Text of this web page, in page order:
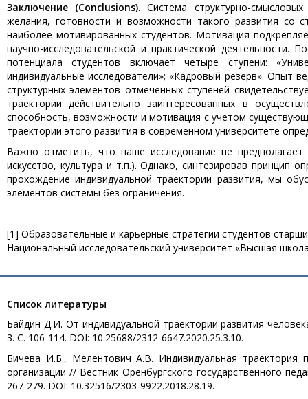
Заключение (Conclusions). Система структурно-
желания, готовности и возможности такого развития со
наиболее мотивированных студентов. Мотивация
научно-исследовательской и практической деятельности.
потенциала студентов включает четыре ступени:
индивидуальные исследователи»; «Кадровый резерв». Опыт
структурных элементов отмеченных ступеней
траектории действительно заинтересованных в
способность, возможности и мотивация с учетом
траектории этого развития в современном университете
Важно отметить, что наше исследование не предполагает
искусство, культура и т.п.). Однако, синтезировав принцип
прохождение индивидуальной траектории развития, мы
элементов системы без ограничения.
[1] Образовательные и карьерные стратегии студентов
Национальный исследовательский университет «Высшая
Список литературы
Байдин Д.И. От индивидуальной траектории развития
3. С. 106-114. DOI: 10.25688/2312-6647.2020.25.3.10.
Бичева И.Б., Мелентович А.В. Индивидуальная траектория
организации // Вестник Оренбургского государственного
267-279. DOI: 10.32516/2303-9922.2018.28.19.